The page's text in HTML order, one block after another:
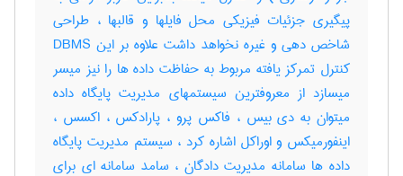
پیگیری جزئیات فیزیکی محل فایلها و قالبها ، طراحی
شاخص دهی و غیره نخواهد داشت علاوه بر این DBMS
کنترل تمرکز یافته مربوط به حفاظت داده ها را نیز میسر
میسازد از معروفترین سیستمهای مدیریت پایگاه داده
میتوان به دی بیس ، فاکس پرو ، پارادکس ، اکسس ،
اینفورمیکس و اوراکل اشاره کرد ، سیستم مدیریت پایگاه
داده ها سامانه مدیریت دادگان ، سامد سامانه ای برای